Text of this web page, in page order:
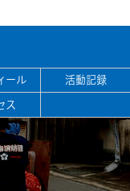
ール
活動記録
ス